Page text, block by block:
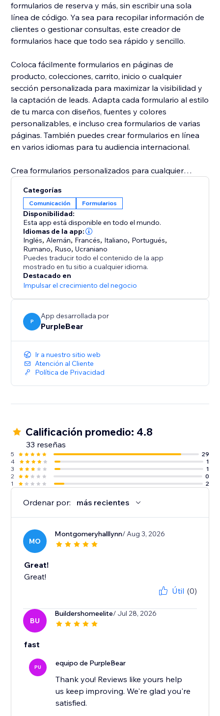
formularios de reserva y más, sin escribir una sola
línea de código. Ya sea para recopilar información de
clientes o gestionar consultas, este creador de
formularios hace que todo sea rápido y sencillo.
Coloca fácilmente formularios en páginas de
producto, colecciones, carrito, inicio o cualquier
sección personalizada para maximizar la visibilidad y
la captación de leads. Adapta cada formulario al estilo
de tu marca con diseños, fuentes y colores
personalizables, e incluso crea formularios de varias
páginas. También puedes crear formularios en línea
en varios idiomas para tu audiencia internacional.
Crea formularios personalizados para cualquier
hasta un formulario avanzado de varios pasos o un
formulario dinámico con carga de archivos. Nuestro
creador de formularios sin código te da la flexibilidad
para diseñar y mostrar formularios de alta conversión
en cualquier parte de tu tienda.
Categorías
Comunicación Formularios
Disponibilidad:
Esta app está disponible en todo el mundo.
Idiomas de la app:
Inglés, Alemán, Francés, Italiano, Portugués,
Rumano, Ruso,Ucraniano
Puedes traducir todo el contenido de la app
mostrado en tu sitio a cualquier idioma.
Destacado en
Impulsar el crecimiento del negocio
P
App desarrollada por
PurpleBear
Ir a nuestro sitio web
Atención al Cliente
Política de Privacidad
Calificación promedio: 4.8
33 reseñas
5
29
4
1
3
1
2
0
1
2
Ordenar por: más recientes
MO
Montgomeryhalllynn/ Aug 3, 2026
Great!
Great!
Útil (0)
BU
Buildershomeelite/ Jul 28, 2026
fast
PU equipo de PurpleBear
Thank you! Reviews like yours help
us keep improving. We're glad you're
satisfied.